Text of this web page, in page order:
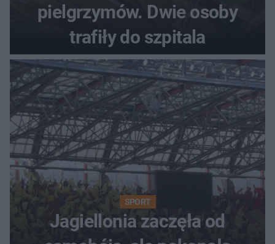
pielgrzymów. Dwie osoby
trafiły do szpitala
SPORT
Jagiellonia zaczęła od